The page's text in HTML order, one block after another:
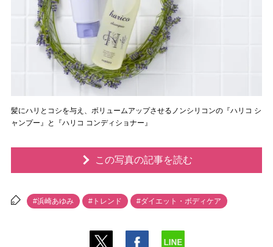
髪にハリとコシを与え、ボリュームアップさせるノンシリコンの『ハリコ シ
ャンプー』と『ハリコ コンディショナー』
この写真の記事を読む
#浜崎あゆみ #トレンド #ダイエット・ボディケア